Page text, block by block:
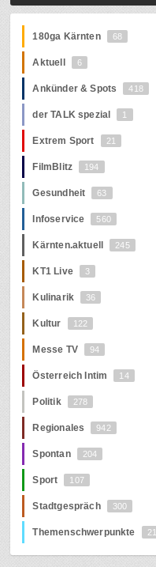
180ga Kärnten 68
Aktuell 6
Ankünder & Spots 418
der TALK spezial 1
Extrem Sport 21
FilmBlitz 194
Gesundheit 63
Infoservice 560
Kärnten.aktuell 245
KT1 Live 3
Kulinarik 36
Kultur 122
Messe TV 94
Österreich Intim 14
Politik 278
Regionales 942
Spontan 204
Sport 107
Stadtgespräch 300
Themenschwerpunkte